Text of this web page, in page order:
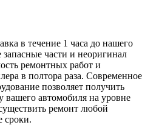
в течение 1 часа до нашего
части и неоригинал
ремонтных работ и
в полтора раза. Современное
позволяет получить
вашего автомобиля на уровне
ремонт любой
сроки.